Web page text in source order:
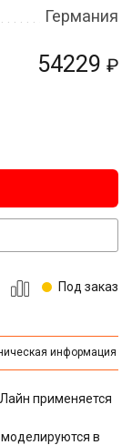
54229 ₽
Германия
Под заказ
информация
применяется
в